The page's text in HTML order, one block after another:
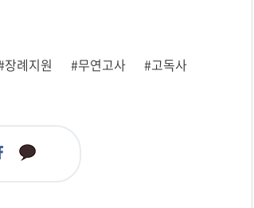
장례지원 #무연고사
#고독사
카
카